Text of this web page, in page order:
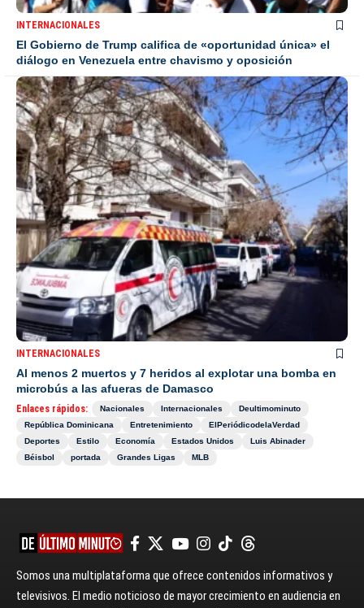
INTERNACIONALES
El Gobierno de Trump califica de «oportunidad única» el
diálogo en Venezuela entre chavismo y oposición
INTERNACIONALES
Al menos 2 muertos y 7 heridos al explotar una bomba en
microbús a las afueras de Damasco
Enlaces rápidos: Nacionales Internacionales
Deultimominuto
República Dominicana
Entretenimiento
ElPeriódicodelaVerdad
Deportes
Estilo Economía Estados Unidos
Luis Abinader
Béisbol
portada Grandes Ligas MLB
Somos una multiplataforma que ofrece contenidos informativos y
televisivos. El medio noticioso de mayor crecimiento en audiencia en